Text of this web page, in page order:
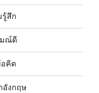
สึก
ณ์ดี
คิด
งกฤษ